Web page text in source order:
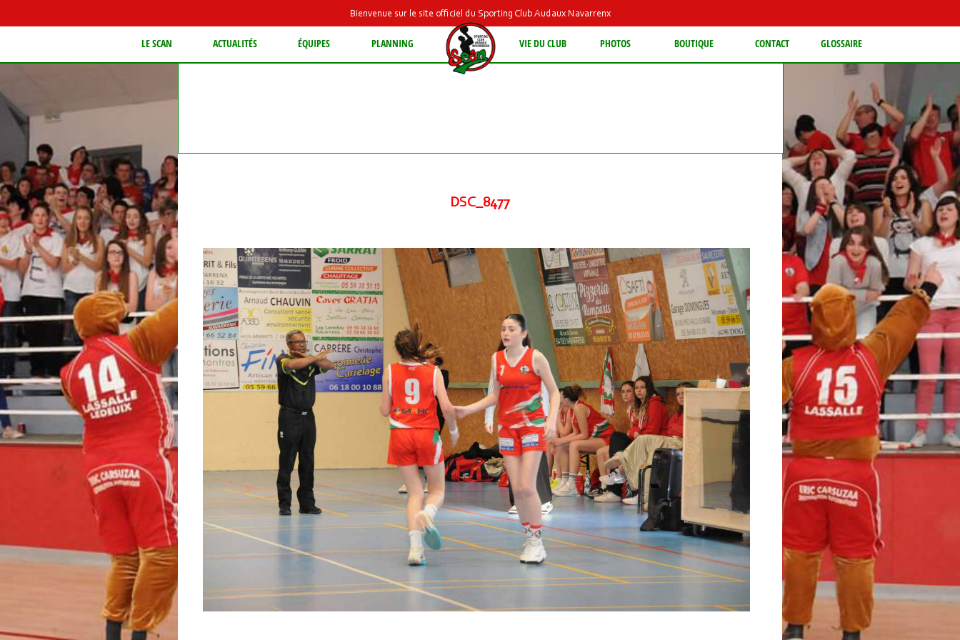
Bienvenue sur le site officiel du Sporting Club Audaux Navarrenx
LE SCAN ACTUALITÉS ÉQUIPES PLANNING VIE DU CLUB PHOTOS BOUTIQUE CONTACT GLOSSAIRE
DSC_8477